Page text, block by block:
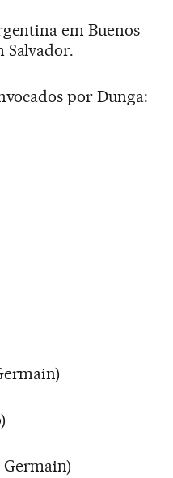
em Buenos
Salvador.
por Dunga: